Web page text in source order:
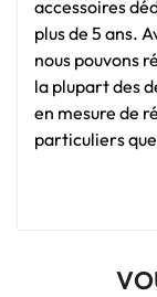
accessoires
plus de 5 ans.
nous pouvons
la plupart des
en mesure de
particuliers